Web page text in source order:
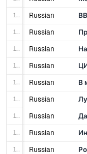
11 Russian
12 Russian
13 Russian
14 Russian
15 Russian
16 Russian
17 Russian
18 Russian
19 Russian